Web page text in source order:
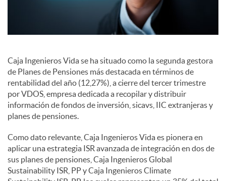
e
s
Caja Ingenieros Vida se ha situado como la segunda gestora
de Planes de Pensiones más destacada en términos de
rentabilidad del año (12,27%), a cierre del tercer trimestre
por VDOS, empresa dedicada a recopilar y distribuir
información de fondos de inversión, sicavs, IIC extranjeras y
planes de pensiones.
Como dato relevante, Caja Ingenieros Vida es pionera en
aplicar una estrategia ISR avanzada de integración en dos de
sus planes de pensiones, Caja Ingenieros Global
Sustainability ISR, PP y Caja Ingenieros Climate